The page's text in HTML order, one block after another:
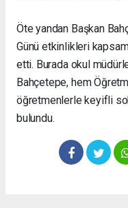
Öte yandan Başkan
Günü etkinlikleri
etti. Burada okul
Bahçetepe, hem
öğretmenlerle keyifli
bulundu.